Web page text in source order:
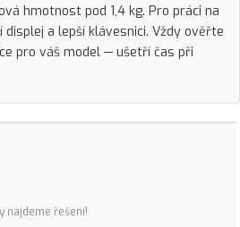
hmotnost pod 1,4 kg. Pro práci na
a lepší klávesnici. Vždy ověřte
pro váš model — ušetří čas při
najdeme řešení!